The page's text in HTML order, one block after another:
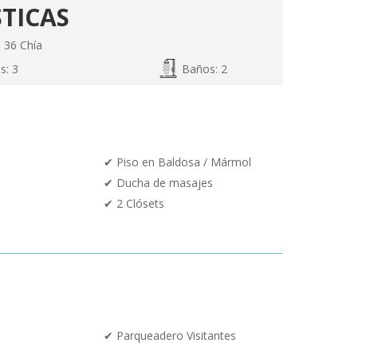
Chía
3 Baños: 2
✔ Piso en Baldosa / Mármol
✔ Ducha de masajes
✔ 2 Clósets
✔ Parqueadero Visitantes